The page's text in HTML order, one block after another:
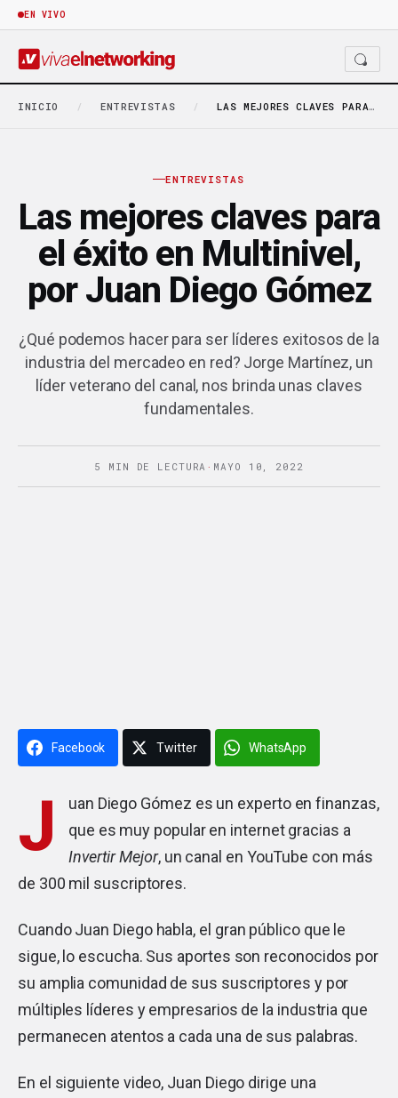
EN VIVO
INICIO / ENTREVISTAS / LAS MEJORES CLAVES PARA EL ÉXITO EN MULTINIVEL,…
ENTREVISTAS
Las mejores claves para
el éxito en Multinivel,
por Juan Diego Gómez
¿Qué podemos hacer para ser líderes exitosos de la
industria del mercadeo en red? Jorge Martínez, un
líder veterano del canal, nos brinda unas claves
fundamentales.
5 MIN DE LECTURA · MAYO 10, 2022
Facebook Twitter WhatsApp
J
uan Diego Gómez es un experto en finanzas,
que es muy popular en internet gracias a
Invertir Mejor, un canal en YouTube con más
de 300 mil suscriptores.
Cuando Juan Diego habla, el gran público que le
sigue, lo escucha. Sus aportes son reconocidos por
su amplia comunidad de sus suscriptores y por
múltiples líderes y empresarios de la industria que
permanecen atentos a cada una de sus palabras.
En el siguiente video, Juan Diego dirige una